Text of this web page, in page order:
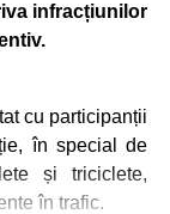
infracțiunilor
cu participanții
în special de
și triciclete,
în trafic.